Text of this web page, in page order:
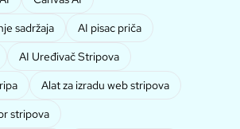
sadržaja
AI pisac priča
AI Uređivač Stripova
Alat za izradu web stripova
stripova